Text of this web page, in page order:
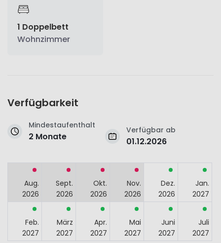
1 Doppelbett
Wohnzimmer
Verfügbarkeit
Mindestaufenthalt
2 Monate
Verfügbar ab
01.12.2026
Aug.
2026
Sept.
2026
Okt.
2026
Nov.
2026
Dez.
2026
Jan.
2027
Feb.
2027
März
2027
Apr.
2027
Mai
2027
Juni
2027
Juli
2027